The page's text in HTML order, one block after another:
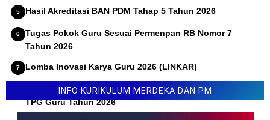
Hasil Akreditasi BAN PDM Tahap 5 Tahun 2026
Tugas Pokok Guru Sesuai Permenpan RB Nomor 7
Tahun 2026
Lomba Inovasi Karya Guru 2026 (LINKAR)
Permendikdasmen Nomor 10 Tahun 2026 Tentang Juknis
TPG Guru Tahun 2026
INFO KURIKULUM MERDEKA DAN PM